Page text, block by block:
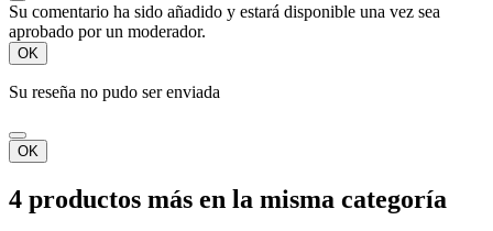
Su comentario ha sido añadido y estará disponible una vez sea
aprobado por un moderador.
OK
Su reseña no pudo ser enviada
OK
4 productos más en la misma categoría